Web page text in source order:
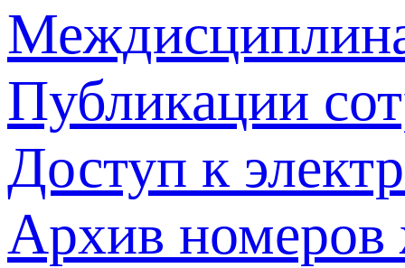
Публикации
Доступ к
Архив номеров